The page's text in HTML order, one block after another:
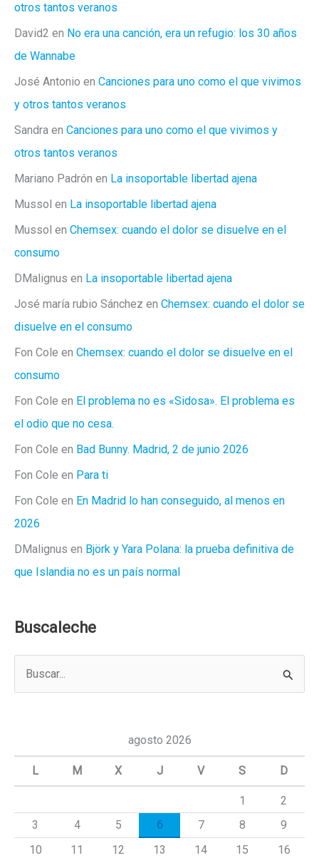
otros tantos veranos
David2 en No era una canción, era un refugio: los 30 años
de Wannabe
José Antonio en Canciones para uno como el que vivimos
y otros tantos veranos
Sandra en Canciones para uno como el que vivimos y
otros tantos veranos
Mariano Padrón en La insoportable libertad ajena
Mussol en La insoportable libertad ajena
Mussol en Chemsex: cuando el dolor se disuelve en el
consumo
DMalignus en La insoportable libertad ajena
José maría rubio Sánchez en Chemsex: cuando el dolor se
disuelve en el consumo
Fon Cole en Chemsex: cuando el dolor se disuelve en el
consumo
Fon Cole en El problema no es «Sidosa». El problema es
el odio que no cesa.
Fon Cole en Bad Bunny. Madrid, 2 de junio 2026
Fon Cole en Para ti
Fon Cole en En Madrid lo han conseguido, al menos en
2026
DMalignus en Björk y Yara Polana: la prueba definitiva de
que Islandia no es un país normal
Buscaleche
a
agosto 2026
L M X J V S D
1
2
3
4 5 6 7 8
9
10
11 12 13 14 15 16